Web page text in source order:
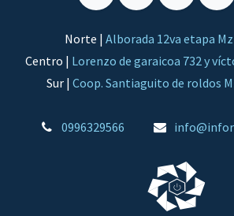
Norte | Alborada 12va etapa
Centro | Lorenzo de garaicoa 732 y
Sur | Coop. Santiaguito de roldos
0996329566